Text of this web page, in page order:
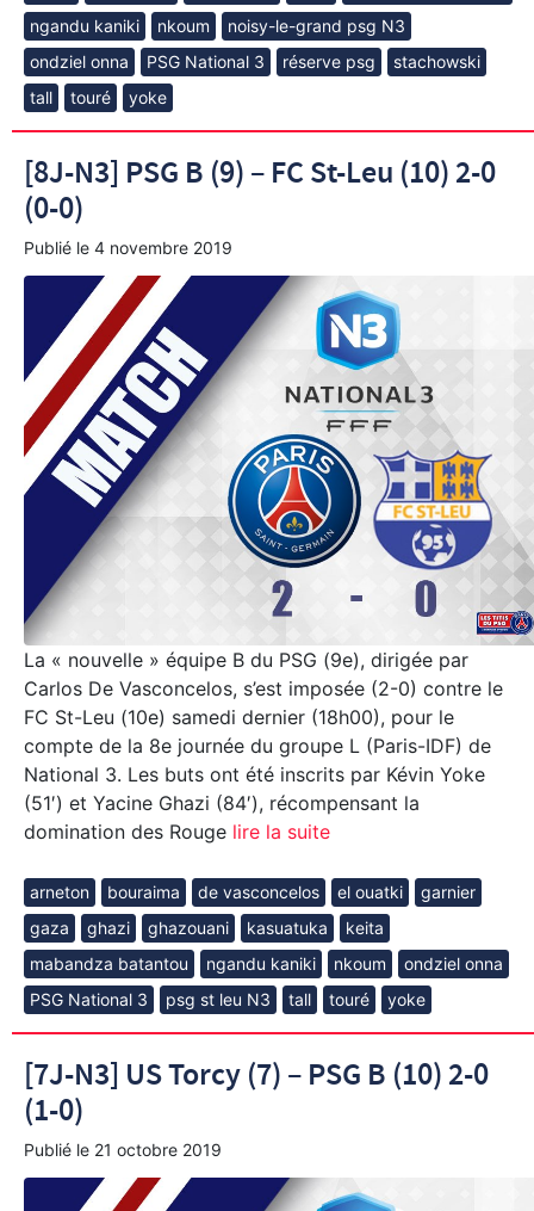
ngandu kaniki
nkoum
noisy-le-grand psg N3
ondziel onna
PSG National 3 réserve psg
stachowski
tall
touré yoke
[8J-N3] PSG B (9) – FC St-Leu (10) 2-0
(0-0)
Publié le 4 novembre 2019
La « nouvelle » équipe B du PSG (9e), dirigée par
Carlos De Vasconcelos, s’est imposée (2-0) contre le
FC St-Leu (10e) samedi dernier (18h00), pour le
compte de la 8e journée du groupe L (Paris-IDF) de
National 3. Les buts ont été inscrits par Kévin Yoke
(51′) et Yacine Ghazi (84′), récompensant la
domination des Rouge lire la suite
arneton bouraima de vasconcelos el ouatki
garnier
gaza
ghazi ghazouani kasuatuka
keita
mabandza batantou
ngandu kaniki nkoum
ondziel onna
PSG National 3
psg st leu N3 tall touré yoke
[7J-N3] US Torcy (7) – PSG B (10) 2-0
(1-0)
Publié le 21 octobre 2019